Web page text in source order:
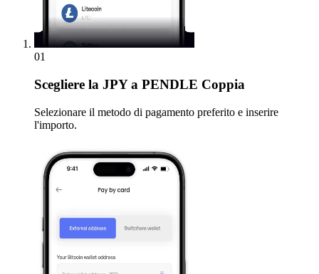
01
Scegliere la JPY a PENDLE Coppia
Selezionare il metodo di pagamento preferito e inserire
l'importo.